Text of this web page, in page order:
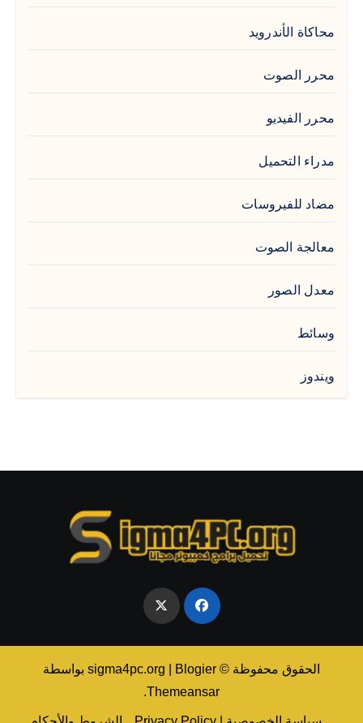
محاكاة الأندرويد
محرر الصوت
محرر الفيديو
مدراء التحميل
مضاد للفيروسات
معالجة الصوت
معدل الصور
وسائط
ويندوز
الحقوق محفوظة © sigma4pc.org Blogier
بواسطة
Themeansar
.